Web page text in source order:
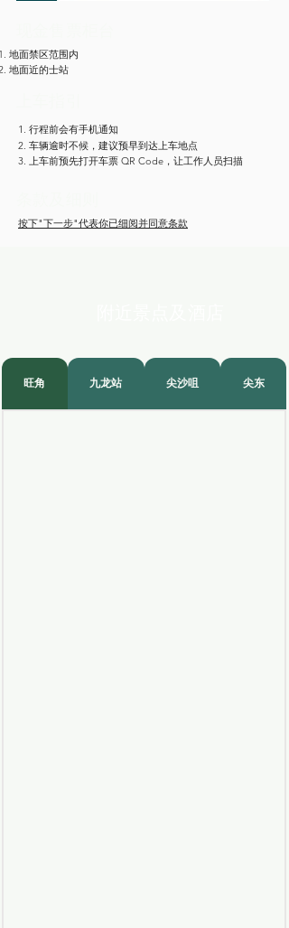
地面禁区范围内
地面近的士站
1 . 行程前会有手机通知
2. 车辆逾时不候，建议预早到达上车地点
3. 上车前预先打开车票 QR Code，让工作人员扫描
按下"下一步"代表你已细阅并同意条款
旺角 九龙站 尖沙咀 尖东